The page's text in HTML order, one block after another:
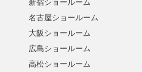
名古屋ショールーム
大阪ショールーム
広島ショールーム
高松ショールーム